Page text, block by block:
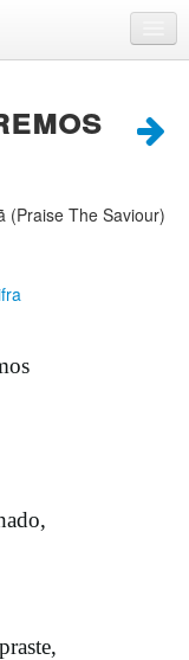
(Praise The Saviour)